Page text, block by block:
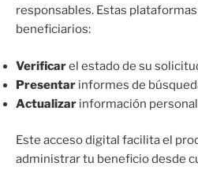
responsables. Estas
beneficiarios:
Verificarel estado de su
Presentarinformes de
Actualizarinformación
Este acceso digital facilita el
administrar tu beneficio desde